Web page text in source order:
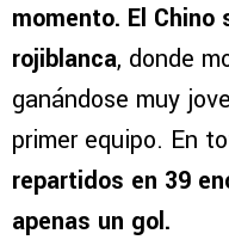
momento. El
rojiblanca, donde
ganándose muy
primer equipo. En
repartidos en 39
apenas un gol.